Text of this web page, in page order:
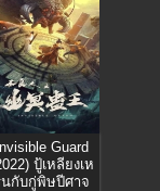
Invisible Guard
ปู้เหลียงเห
กับกู่พิษปีศาจ